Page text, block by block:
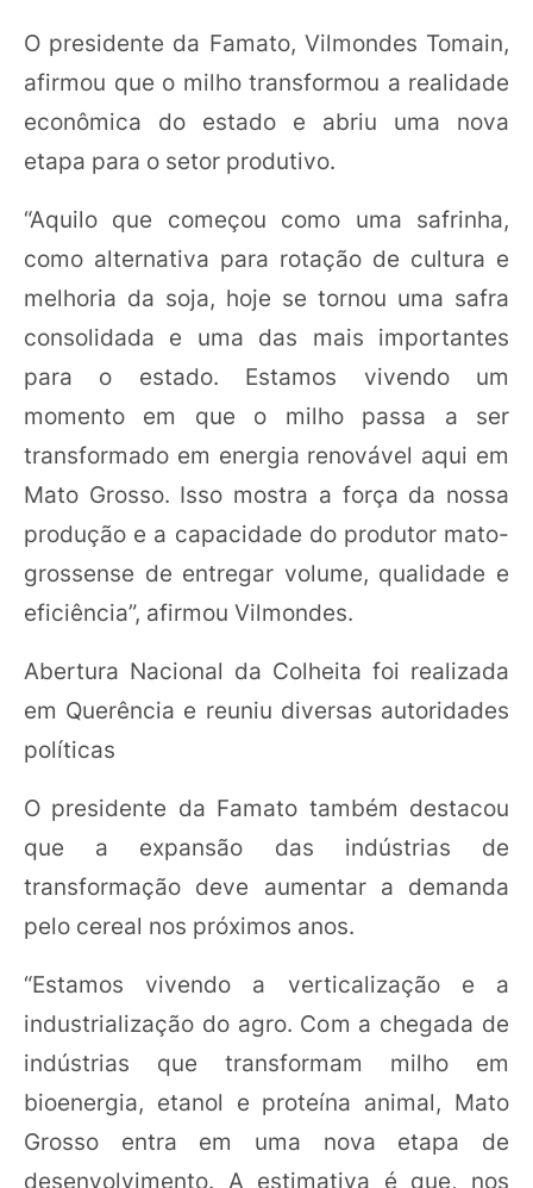
O presidente da Famato, Vilmondes Tomain,
afirmou que o milho transformou a realidade
econômica do estado e abriu uma nova
etapa para o setor produtivo.
“Aquilo que começou como uma safrinha,
como alternativa para rotação de cultura e
melhoria da soja, hoje se tornou uma safra
consolidada e uma das mais importantes
para o estado. Estamos vivendo um
momento em que o milho passa a ser
transformado em energia renovável aqui em
Mato Grosso. Isso mostra a força da nossa
produção e a capacidade do produtor mato-
grossense de entregar volume, qualidade e
eficiência”, afirmou Vilmondes.
Abertura Nacional da Colheita foi realizada
em Querência e reuniu diversas autoridades
políticas
O presidente da Famato também destacou
que a expansão das indústrias de
transformação deve aumentar a demanda
pelo cereal nos próximos anos.
“Estamos vivendo a verticalização e a
industrialização do agro. Com a chegada de
indústrias que transformam milho em
bioenergia, etanol e proteína animal, Mato
Grosso entra em uma nova etapa de
desenvolvimento. A estimativa é que, nos